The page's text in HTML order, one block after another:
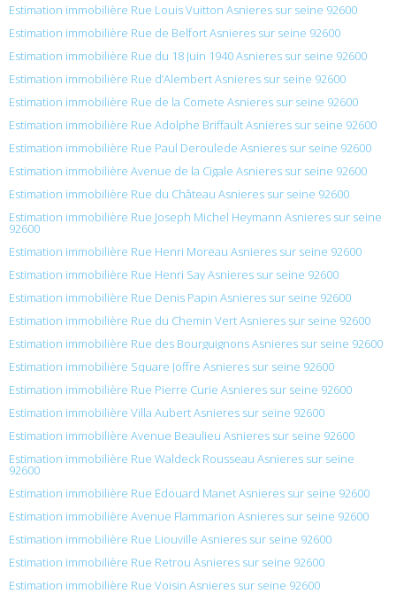
Estimation immobilière Rue Louis Vuitton Asnieres sur seine 92600
Estimation immobilière Rue de Belfort Asnieres sur seine 92600
Estimation immobilière Rue du 18 Juin 1940 Asnieres sur seine 92600
Estimation immobilière Rue d’Alembert Asnieres sur seine 92600
Estimation immobilière Rue de la Comete Asnieres sur seine 92600
Estimation immobilière Rue Adolphe Briffault Asnieres sur seine 92600
Estimation immobilière Rue Paul Deroulede Asnieres sur seine 92600
Estimation immobilière Avenue de la Cigale Asnieres sur seine 92600
Estimation immobilière Rue du Château Asnieres sur seine 92600
Estimation immobilière Rue Joseph Michel Heymann Asnieres sur seine
92600
Estimation immobilière Rue Henri Moreau Asnieres sur seine 92600
Estimation immobilière Rue Henri Say Asnieres sur seine 92600
Estimation immobilière Rue Denis Papin Asnieres sur seine 92600
Estimation immobilière Rue du Chemin Vert Asnieres sur seine 92600
Estimation immobilière Rue des Bourguignons Asnieres sur seine 92600
Estimation immobilière Square Joffre Asnieres sur seine 92600
Estimation immobilière Rue Pierre Curie Asnieres sur seine 92600
Estimation immobilière Villa Aubert Asnieres sur seine 92600
Estimation immobilière Avenue Beaulieu Asnieres sur seine 92600
Estimation immobilière Rue Waldeck Rousseau Asnieres sur seine
92600
Estimation immobilière Rue Édouard Manet Asnieres sur seine 92600
Estimation immobilière Avenue Flammarion Asnieres sur seine 92600
Estimation immobilière Rue Liouville Asnieres sur seine 92600
Estimation immobilière Rue Retrou Asnieres sur seine 92600
Estimation immobilière Rue Voisin Asnieres sur seine 92600